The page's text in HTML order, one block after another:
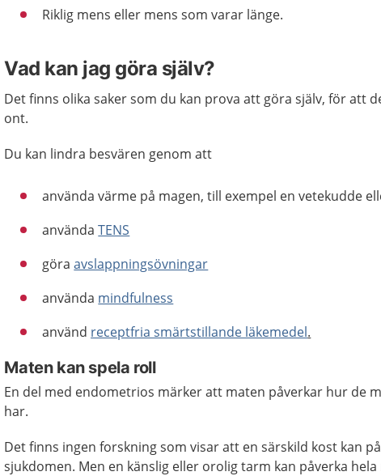
Riklig mens eller mens som varar länge.
Vad kan jag göra själv?
Det finns olika saker som du kan prova att göra själv, för att
ont.
Du kan lindra besvären genom att
använda värme på magen, till exempel en vetekudde
användaTENS
göraavslappningsövningar
använda mindfulness
använd receptfria smärtstillande läkemedel.
Maten kan spela roll
En del med endometrios märker att maten påverkar hur de
har.
Det finns ingen forskning som visar att en särskild kost kan
sjukdomen. Men en känslig eller orolig tarm kan påverka